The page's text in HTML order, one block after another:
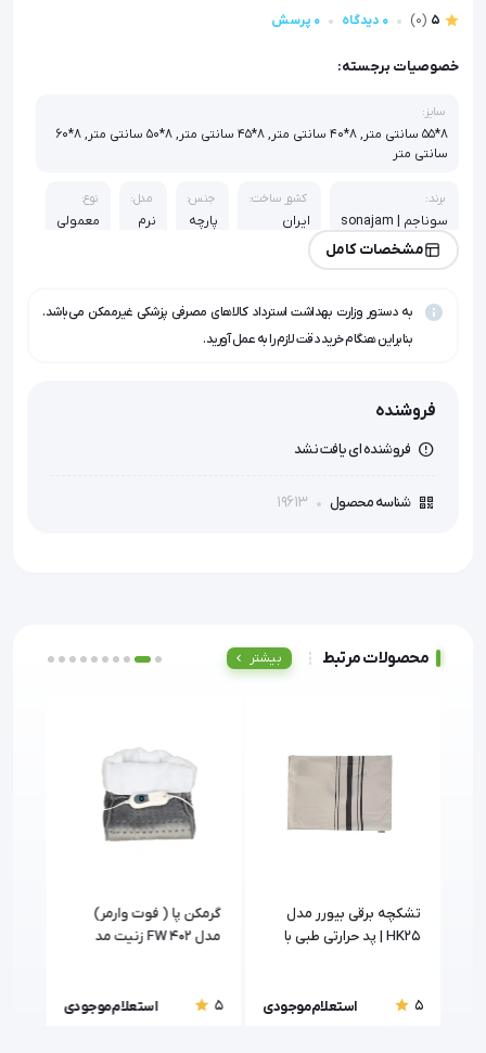
5
(0) 0 دیدگاه 0 پرسش
خصوصیات برجسته:
سایز:
8*55 سانتی متر, 8*40 سانتی متر, 8*45 سانتی متر, 8*50 سانتی متر, 8*60
سانتی متر
برند:
سوناجم | sonajam
کشور ساخت:
ایران
جنس:
پارچه
مدل:
نرم
نوع:
معمولی
آتل:
مشخصات کامل
به دستور وزارت بهداشت استرداد کالاهای مصرفی پزشکی غیرممکن می‌باشد.
بنابراین هنگام خرید دقت لازم را به عمل آورید.
فروشنده
فروشنده ای یافت نشد
شناسه محصول 19613
محصولات مرتبط بیشتر
تشکچه برقی بیورر مدل
HK25 | پد حرارتی طبی با
5 استعلام موجودی
گرمکن پا ( فوت وارمر)
مدل FW 402 زنیت مد
5 استعلام موجودی